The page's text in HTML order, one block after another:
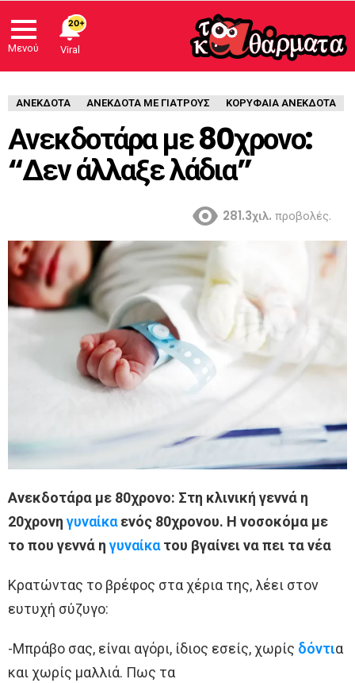
Μενού
ΑΝΈΚΔΟΤΑ ΑΝΈΚΔΟΤΑ ΜΕ ΓΙΑΤΡΟΎΣ ΚΟΡΥΦΑΙΑ ΑΝΕΚΔΟΤΑ
Ανεκδοτάρα με 80χρονο:
“Δεν άλλαξε λάδια”
281.3χιλ. προβολές.
Ανεκδοτάρα με 80χρονο: Στη κλινική γεννά η
20χρονη γυναίκαενός 80χρονου. Η νοσοκόμα με
το που γεννά η γυναίκατου βγαίνει να πει τα νέα
Κρατώντας το βρέφος στα χέρια της, λέει στον
ευτυχή σύζυγο:
-Μπράβο σας, είναι αγόρι, ίδιος εσείς, χωρίς δόντια
και χωρίς μαλλιά. Πως τα
20+
Viral